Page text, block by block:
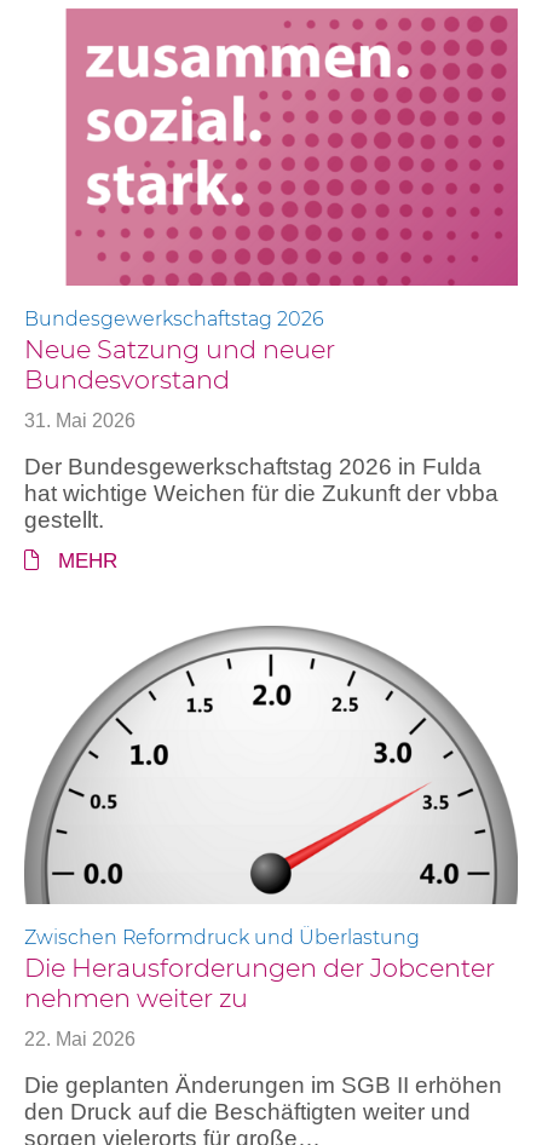
Bundesgewerkschaftstag 2026
Neue Satzung und neuer
Bundesvorstand
31. Mai 2026
Der Bundesgewerkschaftstag 2026 in Fulda
hat wichtige Weichen für die Zukunft der vbba
gestellt.
MEHR
Zwischen Reformdruck und Überlastung
Die Herausforderungen der Jobcenter
nehmen weiter zu
22. Mai 2026
Die geplanten Änderungen im SGB II erhöhen
den Druck auf die Beschäftigten weiter und
sorgen vielerorts für große…